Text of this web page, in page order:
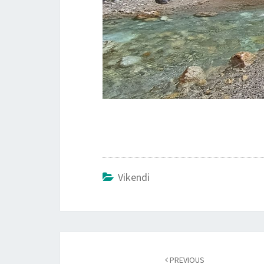
Vikendi
PREVIOUS